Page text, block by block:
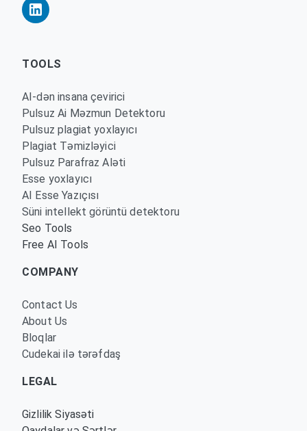
TOOLS
AI-dən insana çevirici
Pulsuz Ai Məzmun Detektoru
Pulsuz plagiat yoxlayıcı
Plagiat Təmizləyici
Pulsuz Parafraz Aləti
Esse yoxlayıcı
AI Esse Yazıçısı
Süni intellekt görüntü detektoru
Seo Tools
Free AI Tools
COMPANY
Contact Us
About Us
Bloqlar
Cudekai ilə tərəfdaş
LEGAL
Gizlilik Siyasəti